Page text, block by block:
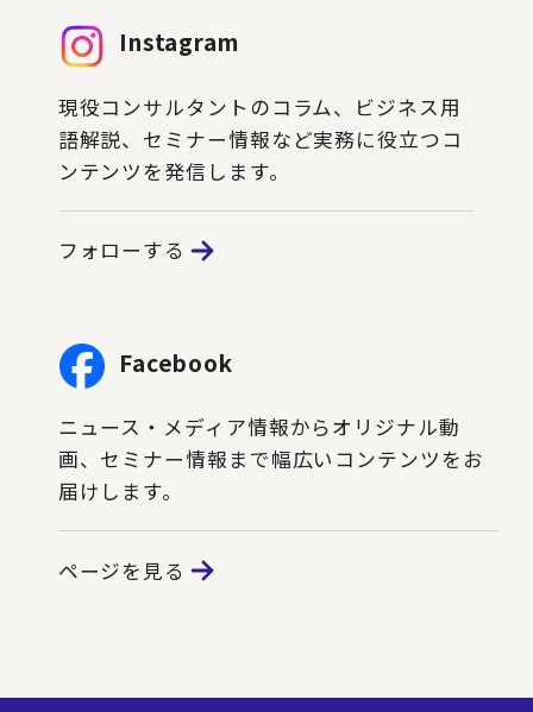
Instagram
現役コンサルタントのコラム、ビジネス用
語解説、セミナー情報など実務に役立つコ
ンテンツを発信します。
フォローする
Facebook
ニュース・メディア情報からオリジナル動
画、セミナー情報まで幅広いコンテンツをお
届けします。
ページを見る